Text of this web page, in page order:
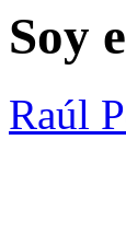
Soy
Raúl